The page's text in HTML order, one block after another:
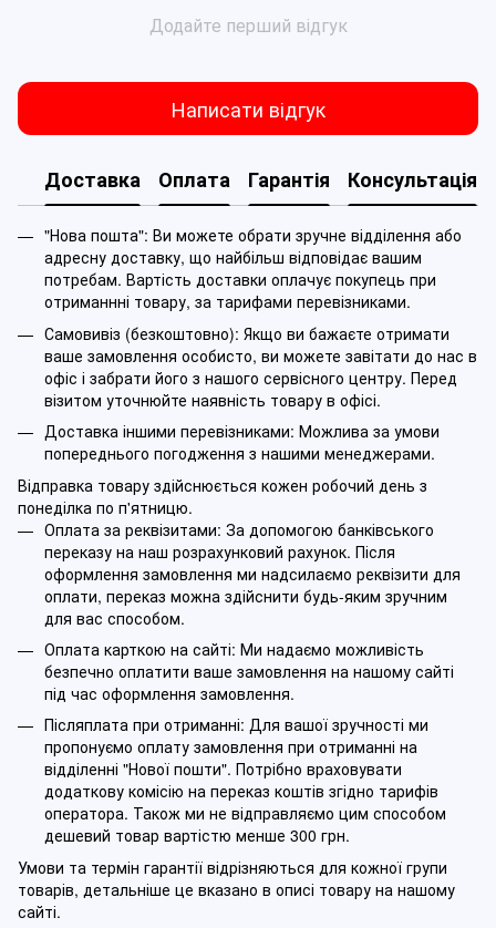
Додайте перший відгук
Написати відгук
Доставка Оплата Гарантія Консультація
"Нова пошта": Ви можете обрати зручне відділення або
адресну доставку, що найбільш відповідає вашим
потребам. Вартість доставки оплачує покупець при
отриманнні товару, за тарифами перевізниками.
Самовивіз (безкоштовно): Якщо ви бажаєте отримати
ваше замовлення особисто, ви можете завітати до нас в
офіс і забрати його з нашого сервісного центру. Перед
візитом уточнюйте наявність товару в офісі.
Доставка іншими перевізниками: Можлива за умови
попереднього погодження з нашими менеджерами.
Відправка товару здійснюється кожен робочий день з
понеділка по п'ятницю.
Оплата за реквізитами: За допомогою банківського
переказу на наш розрахунковий рахунок. Після
оформлення замовлення ми надсилаємо реквізити для
оплати, переказ можна здійснити будь-яким зручним
для вас способом.
Оплата карткою на сайті: Ми надаємо можливість
безпечно оплатити ваше замовлення на нашому сайті
під час оформлення замовлення.
Післяплата при отриманні: Для вашої зручності ми
пропонуємо оплату замовлення при отриманні на
відділенні "Нової пошти". Потрібно враховувати
додаткову комісію на переказ коштів згідно тарифів
оператора. Також ми не відправляємо цим способом
дешевий товар вартістю менше 300 грн.
Умови та термін гарантії відрізняються для кожної групи
товарів, детальніше це вказано в описі товару на нашому
сайті.